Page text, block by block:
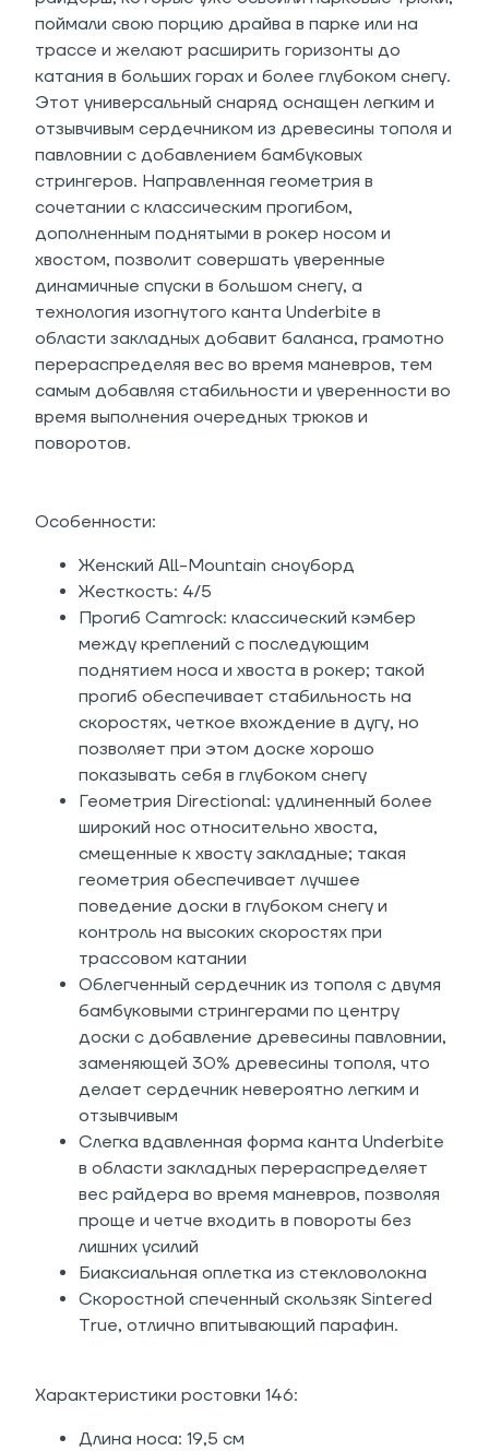
поймали свою порцию драйва в парке или на
трассе и желают расширить горизонты до
катания в больших горах и более глубоком снегу.
Этот универсальный снаряд оснащен легким и
отзывчивым сердечником из древесины тополя и
павловнии с добавлением бамбуковых
стрингеров. Направленная геометрия в
сочетании с классическим прогибом,
дополненным поднятыми в рокер носом и
хвостом, позволит совершать уверенные
динамичные спуски в большом снегу, а
технология изогнутого канта Underbite в
области закладных добавит баланса, грамотно
перераспределяя вес во время маневров, тем
самым добавляя стабильности и уверенности во
время выполнения очередных трюков и
поворотов.
Особенности:
Женский All-Mountain сноуборд
Жесткость: 4/5
Прогиб Camrock: классический кэмбер
между креплений с последующим
поднятием носа и хвоста в рокер; такой
прогиб обеспечивает стабильность на
скоростях, четкое вхождение в дугу, но
позволяет при этом доске хорошо
показывать себя в глубоком снегу
Геометрия Directional: удлиненный более
широкий нос относительно хвоста,
смещенные к хвосту закладные; такая
геометрия обеспечивает лучшее
поведение доски в глубоком снегу и
контроль на высоких скоростях при
трассовом катании
Облегченный сердечник из тополя с двумя
бамбуковыми стрингерами по центру
доски с добавление древесины павловнии,
заменяющей 30% древесины тополя, что
делает сердечник невероятно легким и
отзывчивым
Слегка вдавленная форма канта Underbite
в области закладных перераспределяет
вес райдера во время маневров, позволяя
проще и четче входить в повороты без
лишних усилий
Биаксиальная оплетка из стекловолокна
Скоростной спеченный скользяк Sintered
True, отлично впитывающий парафин.
Характеристики ростовки 146:
Длина носа: 19,5 см